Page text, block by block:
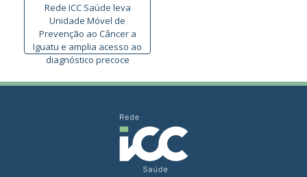
Rede ICC Saúde leva
Unidade Móvel de
Prevenção ao Câncer a
Iguatu e amplia acesso ao
diagnóstico precoce